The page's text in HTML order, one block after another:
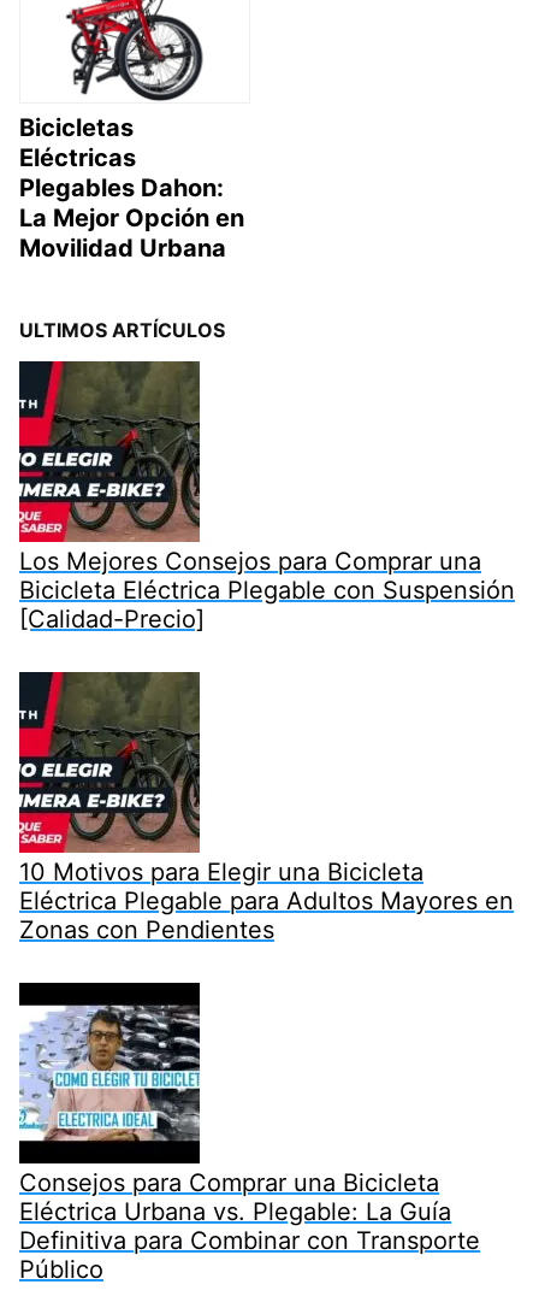
Bicicletas
Eléctricas
Plegables Dahon:
La Mejor Opción en
Movilidad Urbana
ULTIMOS ARTÍCULOS
Los Mejores Consejos para Comprar una
Bicicleta Eléctrica Plegable con Suspensión
[Calidad-Precio]
10 Motivos para Elegir una Bicicleta
Eléctrica Plegable para Adultos Mayores en
Zonas con Pendientes
Consejos para Comprar una Bicicleta
Eléctrica Urbana vs. Plegable: La Guía
Definitiva para Combinar con Transporte
Público